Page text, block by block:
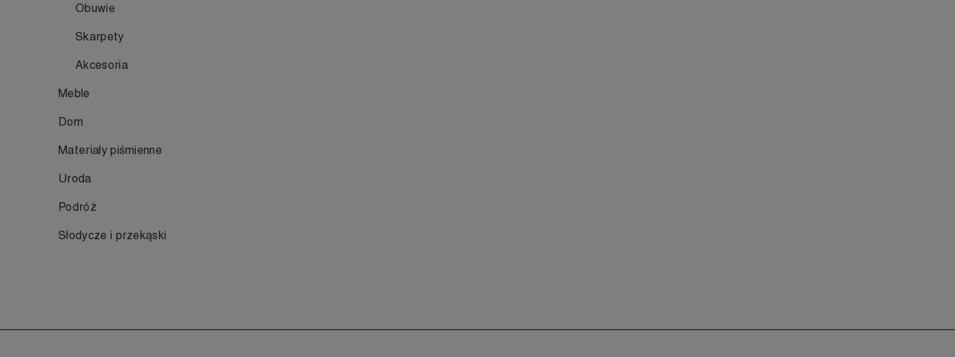
Obuwie
Skarpety
Akcesoria
Meble
Dom
Materiały piśmienne
Uroda
Podróż
Słodycze i przekąski